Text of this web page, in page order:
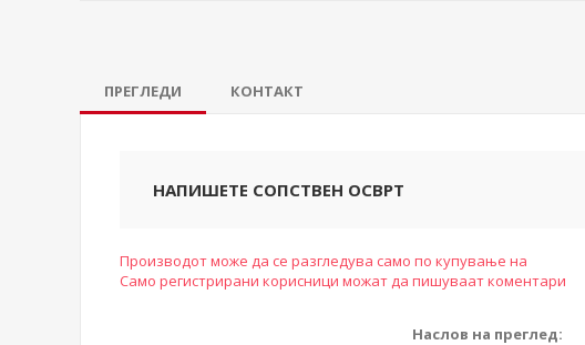
ПРЕГЛЕДИ КОНТАКТ
НАПИШЕТЕ СОПСТВЕН ОСВРТ
Производот може да се разгледува само по купување на
Само регистрирани корисници можат да пишуваат коментари
Наслов на преглед: